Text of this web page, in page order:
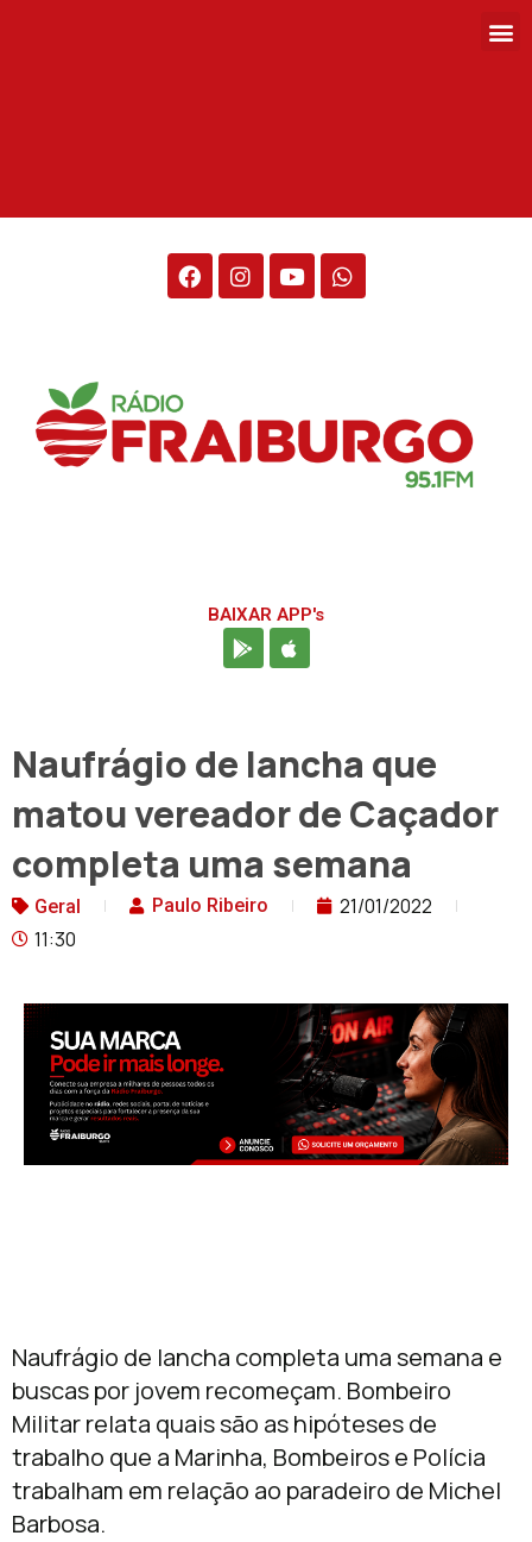
BAIXAR APP's
Naufrágio de lancha que
matou vereador de Caçador
completa uma semana
Geral Paulo Ribeiro
21/01/2022
11:30
Naufrágio de lancha completa uma semana e
buscas por jovem recomeçam. Bombeiro
Militar relata quais são as hipóteses de
trabalho que a Marinha, Bombeiros e Polícia
trabalham em relação ao paradeiro de Michel
Barbosa.